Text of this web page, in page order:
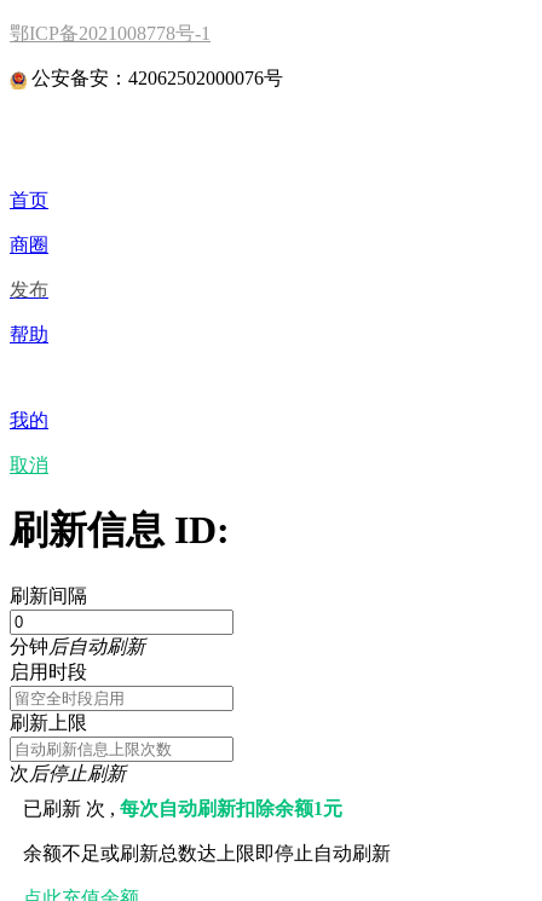
鄂ICP备2021008778号-1
公安备安：42062502000076号
首页
商圈
发布
帮助
我的
取消
刷新信息 ID:
刷新间隔
分钟后自动刷新
启用时段
刷新上限
次后停止刷新
已刷新 次 ,每次自动刷新扣除余额1元
余额不足或刷新总数达上限即停止自动刷新